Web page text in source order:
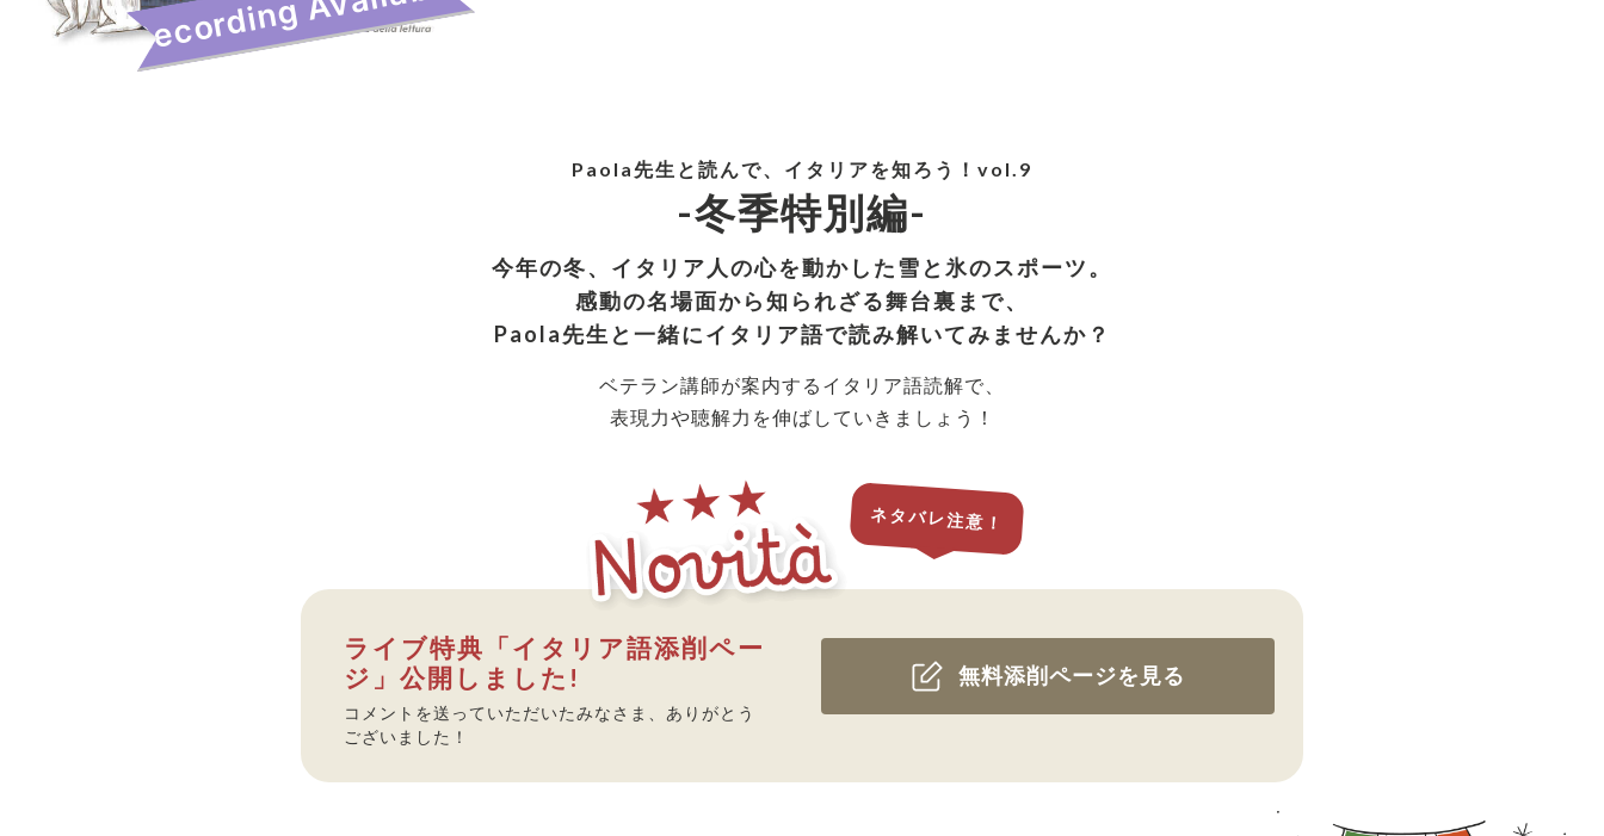
Paola先生と読んで、イタリアを知ろう！vol.9
-冬季特別編-
今年の冬、イタリア人の心を動かした雪と氷のスポーツ。
感動の名場面から知られざる舞台裏まで、
Paola先生と一緒にイタリア語で読み解いてみませんか？
ベテラン講師が案内するイタリア語読解で、
表現力や聴解力を伸ばしていきましょう！
ネタバレ注意！
ライブ特典「イタリア語添削ペー
ジ」公開しました!
コメントを送っていただいたみなさま、ありがとう
ございました！
無料添削ページを見る